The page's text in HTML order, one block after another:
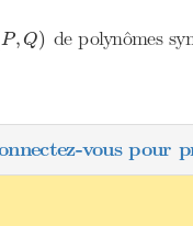
P, Q)
P, Q) de polynômes
vous pour